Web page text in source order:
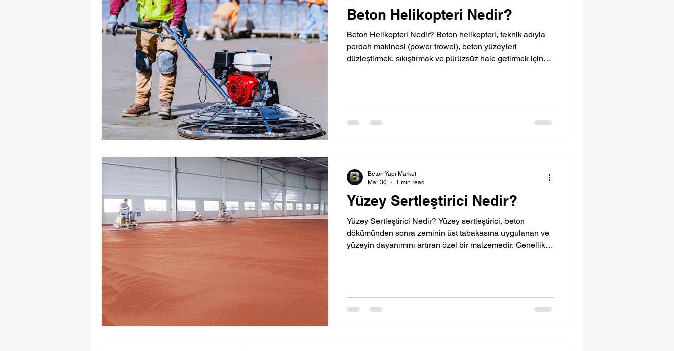
Beton Helikopteri Nedir?
Beton Helikopteri Nedir? Beton helikopteri, teknik adıyla
perdah makinesi (power trowel), beton yüzeyleri
düzleştirmek, sıkıştırmak ve pürüzsüz hale getirmek için
vazgeçilmez bir araçtır ve betonun nihai kalitesini
Yüzey Sertleştirici Nedir?
Yüzey Sertleştirici Nedir? Yüzey sertleştirici, beton
dökümünden sonra zeminin üst tabakasına uygulanan ve
yüzeyin dayanımını artıran özel bir malzemedir. Genellikle
Böylece betonun sadece iç yapısı değil, en çok aşınmaya
Beton Yapı Market
Mar 30
1 min read